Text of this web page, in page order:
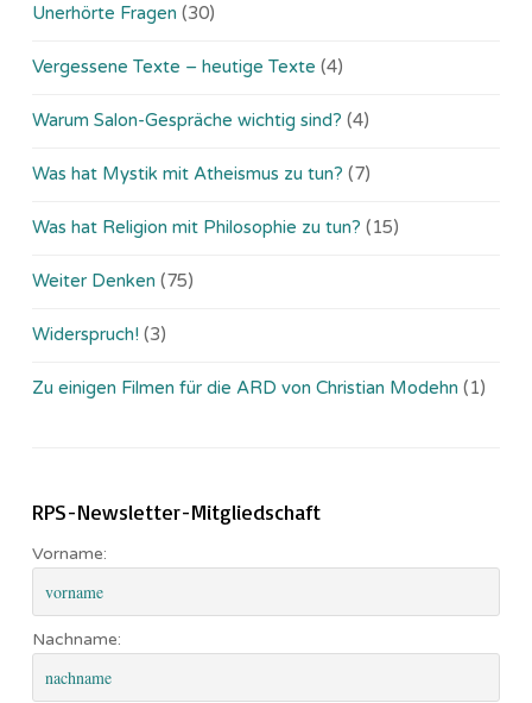
Unerhörte Fragen (30)
Vergessene Texte – heutige Texte (4)
Warum Salon-Gespräche wichtig sind? (4)
Was hat Mystik mit Atheismus zu tun? (7)
Was hat Religion mit Philosophie zu tun? (15)
Weiter Denken (75)
Widerspruch! (3)
Zu einigen Filmen für die ARD von Christian Modehn (1)
RPS-Newsletter-Mitgliedschaft
Vorname:
Nachname: